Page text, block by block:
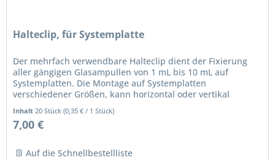
Halteclip, für Systemplatte
Der mehrfach verwendbare Halteclip dient der Fixierung
aller gängigen Glasampullen von 1 mL bis 10 mL auf
Systemplatten. Die Montage auf Systemplatten
verschiedener Größen, kann horizontal oder vertikal
Inhalt 20 Stück(0,35 € / 1 Stück)
7,00 €
Auf die Schnellbestellliste